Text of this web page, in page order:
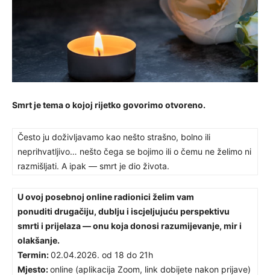
Smrt je tema o kojoj rijetko govorimo otvoreno.
Često ju doživljavamo kao nešto strašno, bolno ili
neprihvatljivo… nešto čega se bojimo ili o čemu ne želimo ni
razmišljati. A ipak — smrt je dio života.
U ovoj posebnoj online radionici želim vam
ponuditi drugačiju, dublju i iscjeljujuću perspektivu
smrti i prijelaza — onu koja donosi razumijevanje, mir i
olakšanje.
Termin:02.04.2026. od 18 do 21h
Mjesto:online (aplikacija Zoom, link dobijete nakon prijave)